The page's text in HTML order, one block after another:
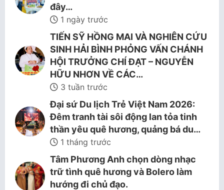
đây…
1 ngày trước
TIẾN SỸ HỒNG MAI VÀ NGHIÊN CỨU
SINH HẢI BÌNH PHỎNG VẤN CHÁNH
HỘI TRƯỞNG CHÍ ĐẠT – NGUYỄN
HỮU NHƠN VỀ CÁC…
3 tuần trước
Đại sứ Du lịch Trẻ Việt Nam 2026:
Đêm tranh tài sôi động lan tỏa tinh
thần yêu quê hương, quảng bá du…
1 tháng trước
Tâm Phương Anh chọn dòng nhạc
trữ tình quê hương và Bolero làm
hướng đi chủ đạo.